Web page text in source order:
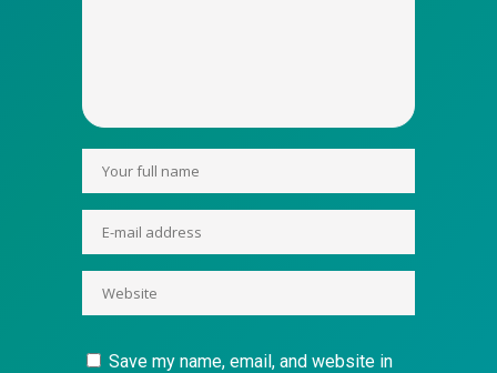
Save my name, email, and website in